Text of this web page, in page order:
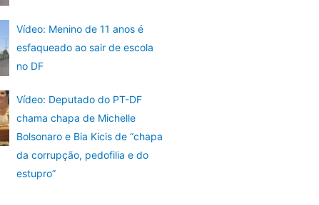
Vídeo: Menino de 11 anos é
esfaqueado ao sair de escola
no DF
Vídeo: Deputado do PT-DF
chama chapa de Michelle
Bolsonaro e Bia Kicis de “chapa
da corrupção, pedofilia e do
estupro”